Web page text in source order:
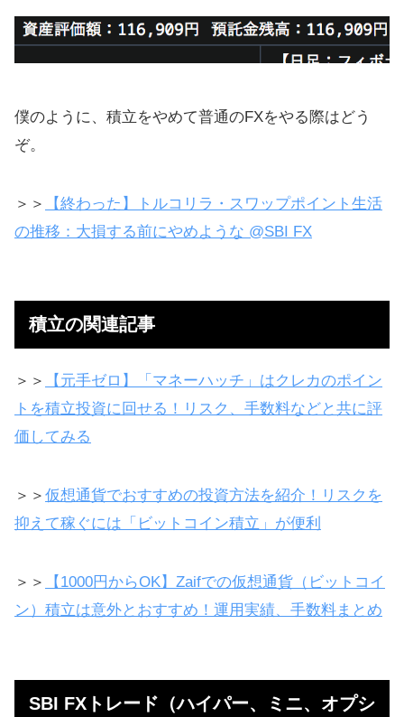
僕のように、積立をやめて普通のFXをやる際はどう
ぞ。
＞＞
【終わった】トルコリラ・スワップポイント生活
の推移：大損する前にやめような @SBI FX
積立の関連記事
＞＞
【元手ゼロ】「マネーハッチ」はクレカのポイン
トを積立投資に回せる！リスク、手数料などと共に評
価してみる
＞＞ 仮想通貨でおすすめの投資方法を紹介！リスクを
抑えて稼ぐには「ビットコイン積立」が便利
＞＞
【1000円からOK】Zaifでの仮想通貨（ビットコイ
ン）積立は意外とおすすめ！運用実績、手数料まとめ
SBI FXトレード（ハイパー、ミニ、オプシ